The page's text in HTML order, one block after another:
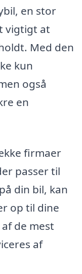
en stor
vigtigt at
Med den
kun
også
en
firmaer
passer til
din bil, kan
op til dine
de mest
af